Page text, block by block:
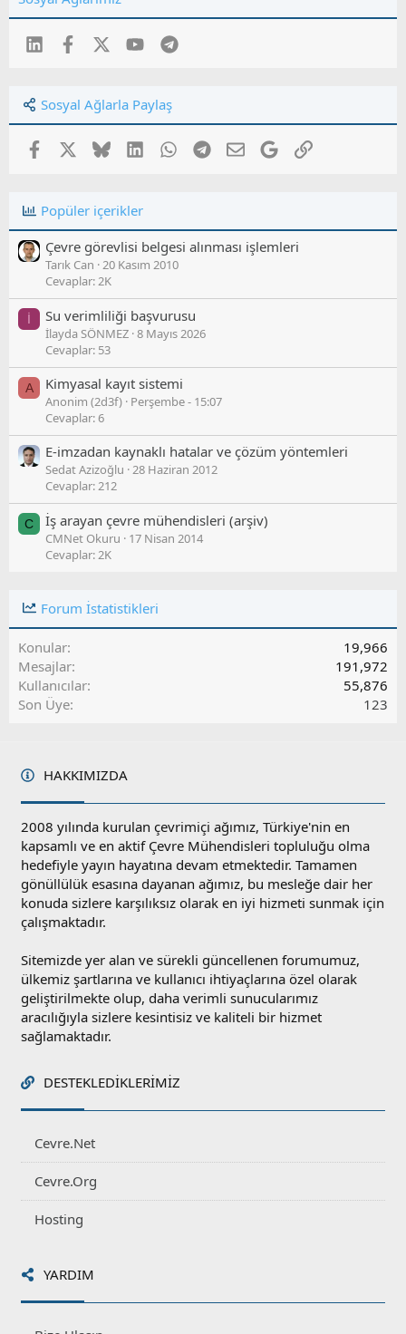
LinkedInFacebook
TwitteryoutubeTelegram
Sosyal Ağlarla Paylaş
Facebook BlueskyLinkedInWhatsAppTelegram
E-postaGoogleLink
Popüler içerikler
Çevre görevlisi belgesi alınması işlemleri
Tarık Can 20 Kasım 2010
Cevaplar: 2K
İ Su verimliliği başvurusu
İlayda SÖNMEZ 8 Mayıs 2026
Cevaplar: 53
A Kimyasal kayıt sistemi
Anonim (2d3f) Perşembe - 15:07
Cevaplar: 6
E-imzadan kaynaklı hatalar ve çözüm yöntemleri
Sedat Azizoğlu 28 Haziran 2012
Cevaplar: 212
C İş arayan çevre mühendisleri (arşiv)
CMNet Okuru
17 Nisan 2014
Cevaplar: 2K
Forum İstatistikleri
Konular
19,966
Mesajlar
191,972
Kullanıcılar
55,876
Son Üye
123
HAKKIMIZDA
2008 yılında kurulan çevrimiçi ağımız, Türkiye'nin en
kapsamlı ve en aktif Çevre Mühendisleri topluluğu olma
hedefiyle yayın hayatına devam etmektedir. Tamamen
gönüllülük esasına dayanan ağımız, bu mesleğe dair her
konuda sizlere karşılıksız olarak en iyi hizmeti sunmak için
çalışmaktadır.
Sitemizde yer alan ve sürekli güncellenen forumumuz,
ülkemiz şartlarına ve kullanıcı ihtiyaçlarına özel olarak
geliştirilmekte olup, daha verimli sunucularımız
aracılığıyla sizlere kesintisiz ve kaliteli bir hizmet
sağlamaktadır.
DESTEKLEDIKLERIMIZ
Cevre.Net
Cevre.Org
Hosting
YARDIM